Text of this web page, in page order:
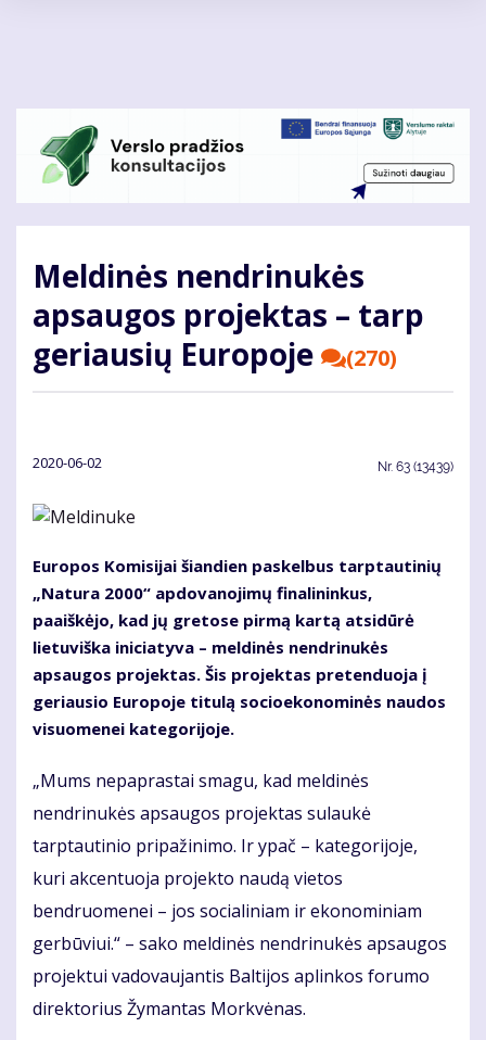
Meldinės nendrinukės
apsaugos projektas – tarp
geriausių Europoje
(270)
2020-06-02 Nr. 63 (13439)
Europos Komisijai šiandien paskelbus tarptautinių
„Natura 2000“ apdovanojimų finalininkus,
paaiškėjo, kad jų gretose pirmą kartą atsidūrė
lietuviška iniciatyva – meldinės nendrinukės
apsaugos projektas. Šis projektas pretenduoja į
geriausio Europoje titulą socioekonominės naudos
visuomenei kategorijoje.
„Mums nepaprastai smagu, kad meldinės
nendrinukės apsaugos projektas sulaukė
tarptautinio pripažinimo. Ir ypač – kategorijoje,
kuri akcentuoja projekto naudą vietos
bendruomenei – jos socialiniam ir ekonominiam
gerbūviui.“ – sako meldinės nendrinukės apsaugos
projektui vadovaujantis Baltijos aplinkos forumo
direktorius Žymantas Morkvėnas.